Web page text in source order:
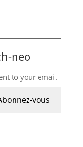
neo
to your email.
vous